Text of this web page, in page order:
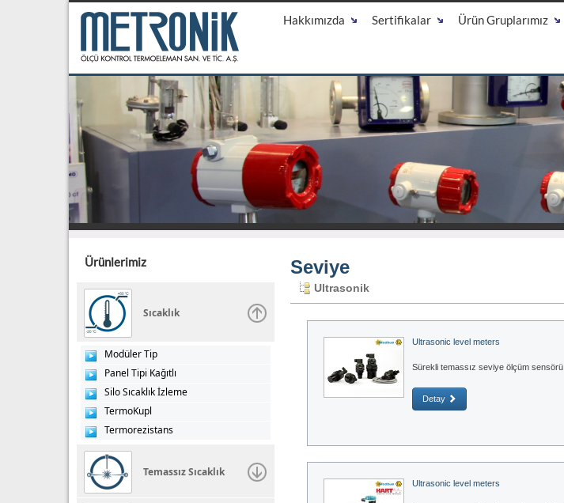
Hakkımızda Sertifikalar Ürün Gruplarımız
Ürünlerimiz
Sıcaklık
Modüler Tip
Panel Tipi Kağıtlı
Silo Sıcaklık İzleme
TermoKupl
Termorezistans
Temassız Sıcaklık
Seviye
Ultrasonik
Ultrasonic level meters
Sürekli temassız seviye ölçüm sensörü
Detay
Ultrasonic level meters